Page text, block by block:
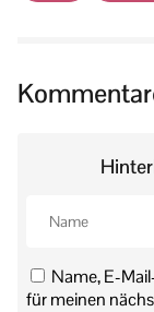
Name, E-
für meinen